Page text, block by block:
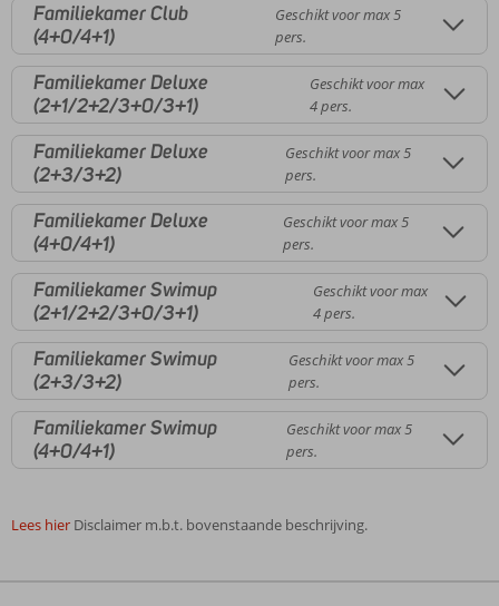
Familiekamer Club
(4+0/4+1)
Geschikt voor max 5
pers.
Familiekamer Deluxe
(2+1/2+2/3+0/3+1)
Geschikt voor max
4 pers.
Familiekamer Deluxe
(2+3/3+2)
Geschikt voor max 5
pers.
Familiekamer Deluxe
(4+0/4+1)
Geschikt voor max 5
pers.
Familiekamer Swimup
(2+1/2+2/3+0/3+1)
Geschikt voor max
4 pers.
Familiekamer Swimup
(2+3/3+2)
Geschikt voor max 5
pers.
Familiekamer Swimup
(4+0/4+1)
Geschikt voor max 5
pers.
Lees hier Disclaimer m.b.t. bovenstaande beschrijving.